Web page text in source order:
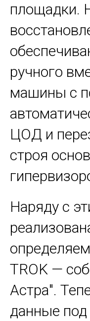
площадки.
ручного
машины с
ЦОД и
строя
Наряду с
TROK —
Астра".
данные под